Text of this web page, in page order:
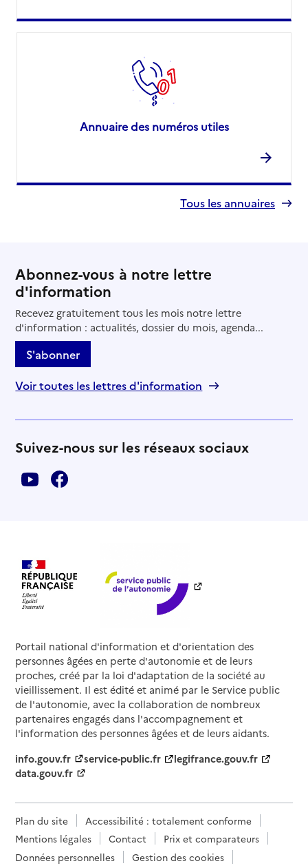
Annuaire des numéros utiles
Tous les annuaires
Abonnez-vous à notre lettre
d'information
Recevez gratuitement tous les mois notre lettre
d'information : actualités, dossier du mois, agenda...
S'abonner
Voir toutes les lettres d'information
Suivez-nous sur les réseaux sociaux
Portail national d'information et d'orientation des
personnes âgées en perte d'autonomie et de leurs
proches, créé par la loi d'adaptation de la société au
vieillissement. Il est édité et animé par le Service public
de l'autonomie, avec la collaboration de nombreux
partenaires engagés dans l'accompagnement et
l'information des personnes âgées et de leurs aidants.
info.gouv.fr
service-public.fr
legifrance.gouv.fr
data.gouv.fr
Plan du site
Accessibilité : totalement conforme
Mentions légales
Contact
Prix et comparateurs
Données personnelles
Gestion des cookies